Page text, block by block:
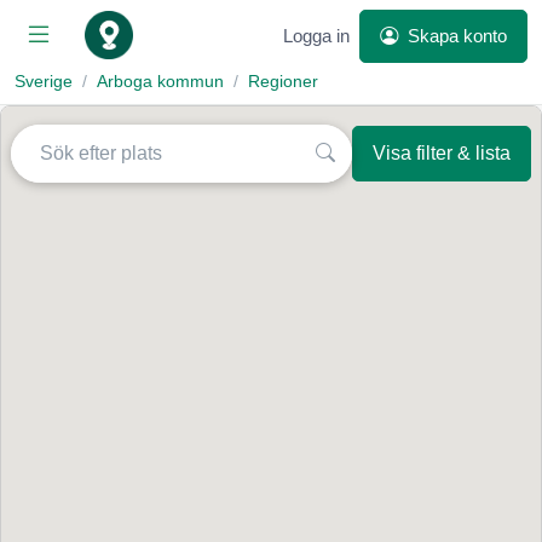
Logga in Skapa konto
Sverige Arboga kommun Regioner
Visa filter & lista